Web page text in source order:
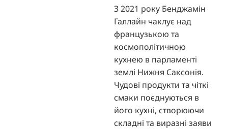
З 2021 року Бенджамін
Галлайн чаклує над
французькою та
космополітичною
кухнею в парламенті
землі Нижня Саксонія.
Чудові продукти та чіткі
смаки поєднуються в
його кухні, створюючи
складні та виразні заяви